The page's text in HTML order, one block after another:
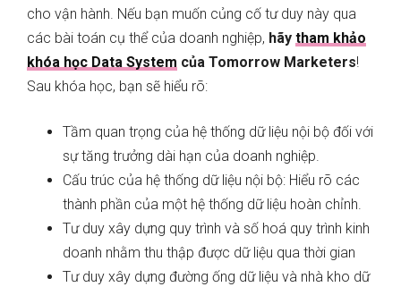
cho vận hành. Nếu bạn muốn củng cố tư duy này qua
các bài toán cụ thể của doanh nghiệp, hãy tham khảo
khóa học Data System của Tomorrow Marketers!
Sau khóa học, bạn sẽ hiểu rõ:
Tầm quan trọng của hệ thống dữ liệu nội bộ đối với
sự tăng trưởng dài hạn của doanh nghiệp.
Cấu trúc của hệ thống dữ liệu nội bộ: Hiểu rõ các
thành phần của một hệ thống dữ liệu hoàn chỉnh.
Tư duy xây dựng quy trình và số hoá quy trình kinh
doanh nhằm thu thập được dữ liệu qua thời gian
Tư duy xây dựng đường ống dữ liệu và nhà kho dữ